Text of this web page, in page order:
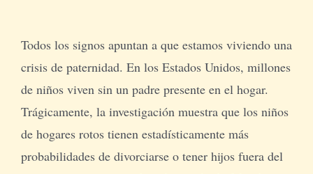
Todos los signos apuntan a que estamos viviendo una
crisis de paternidad. En los Estados Unidos, millones
de niños viven sin un padre presente en el hogar.
Trágicamente, la investigación muestra que los niños
de hogares rotos tienen estadísticamente más
probabilidades de divorciarse o tener hijos fuera del